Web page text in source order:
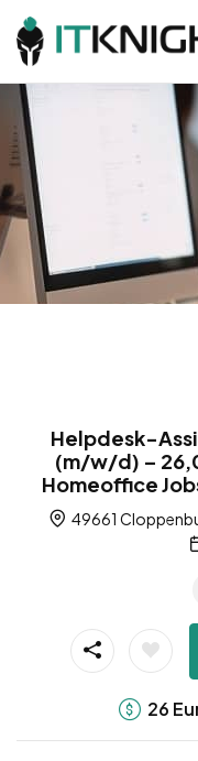
Helpdesk-
(m/w/d) –
Homeoffice
49661
26